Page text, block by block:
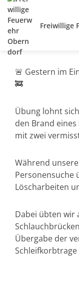
Freiwillige
🚨 Gestern im
🚒
Übung lohnt
den Brand
mit zwei
Während
Personensuche
Löscharbeiten
Dabei übten wir
Übergabe der